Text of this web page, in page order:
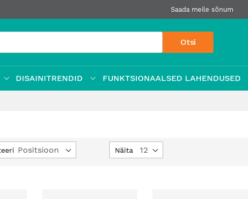
Saada meile sõnum
Otsi
DISAINITRENDID FUNKTSIONAALSED LAHENDUSED
Näita